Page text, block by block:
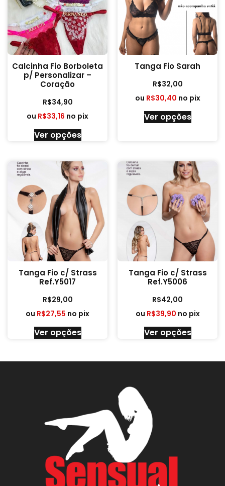
Calcinha Fio Borboleta
p/ Personalizar –
Coração
R$34,90
ou R$33,16 no pix
Ver opções
Tanga Fio Sarah
R$32,00
ou R$30,40 no pix
Ver opções
Tanga Fio c/ Strass
Ref.Y5017
R$29,00
ou R$27,55 no pix
Ver opções
Tanga Fio c/ Strass
Ref.Y5006
R$42,00
ou R$39,90 no pix
Ver opções